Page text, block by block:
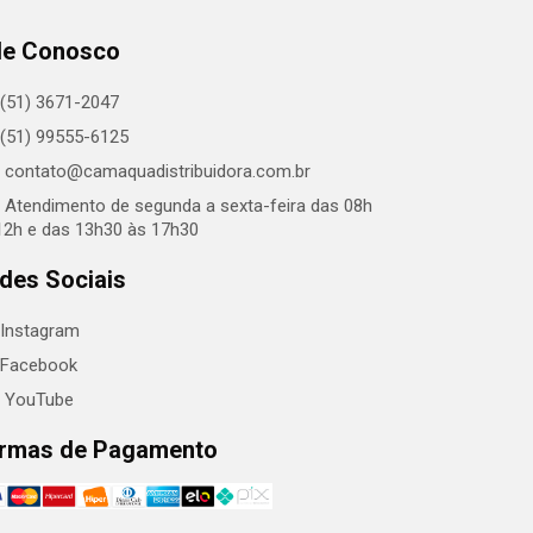
Conosco
(51) 3671-2047
(51) 99555-6125
contato@camaquadistribuidora.com.br
Atendimento de segunda a sexta-feira das 08h
e das 13h30 às 17h30
Sociais
Instagram
Facebook
YouTube
de Pagamento